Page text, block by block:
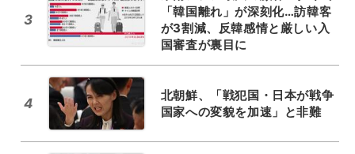
3
「韓国離れ」が深刻化…訪韓客
が3割減、反韓感情と厳しい入
国審査が裏目に
4
北朝鮮、「戦犯国・日本が戦争
国家への変貌を加速」と非難